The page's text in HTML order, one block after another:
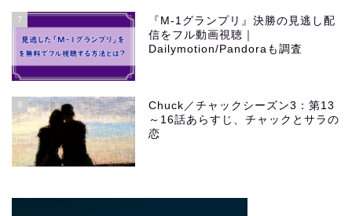
7
『M-1グランプリ』決勝の見逃し配
信をフル動画視聴｜
Dailymotion/Pandoraも調査
8
Chuck／チャックシーズン3：第13
～16話あらすじ、チャックとサラの
恋